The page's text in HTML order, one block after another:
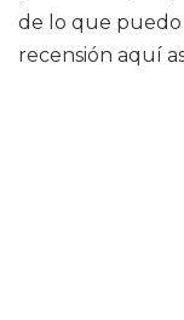
de lo que puedo
recensión aquí